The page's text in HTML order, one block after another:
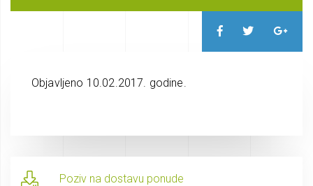
Objavljeno 10.02.2017. godine.
Poziv na dostavu ponude